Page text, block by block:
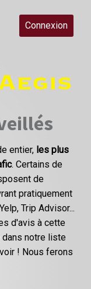
Connexion
entier, les plus
. Certains de
de
pratiquement
Trip Advisor...
d'avis à cette
notre liste
! Nous ferons